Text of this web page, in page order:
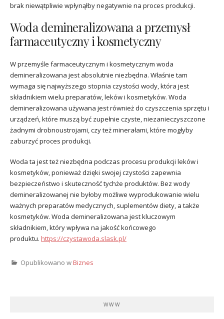
brak niewątpliwie wpłynąłby negatywnie na proces produkcji.
Woda demineralizowana a przemysł
farmaceutyczny i kosmetyczny
W przemyśle farmaceutycznym i kosmetycznym woda
demineralizowana jest absolutnie niezbędna. Właśnie tam
wymaga się najwyższego stopnia czystości wody, która jest
składnikiem wielu preparatów, leków i kosmetyków. Woda
demineralizowana używana jest również do czyszczenia sprzętu i
urządzeń, które muszą być zupełnie czyste, niezanieczyszczone
żadnymi drobnoustrojami, czy też minerałami, które mogłyby
zaburzyć proces produkcji.
Woda ta jest też niezbędna podczas procesu produkcji leków i
kosmetyków, ponieważ dzięki swojej czystości zapewnia
bezpieczeństwo i skuteczność tychże produktów. Bez wody
demineralizowanej nie byłoby możliwe wyprodukowanie wielu
ważnych preparatów medycznych, suplementów diety, a także
kosmetyków. Woda demineralizowana jest kluczowym
składnikiem, który wpływa na jakość końcowego
produktu. https://czystawoda.slask.pl/
Opublikowano wBiznes
WWW